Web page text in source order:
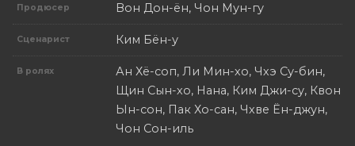
Продюсер Вон Дон-ён, Чон Мун-гу
Сценарист Ким Бён-у
В ролях
Ан Хё-соп, Ли Мин-хо, Чхэ Су-бин,
Щин Сын-хо, Нана, Ким Джи-су, Квон
Ын-сон, Пак Хо-сан, Чхве Ён-джун,
Чон Сон-иль